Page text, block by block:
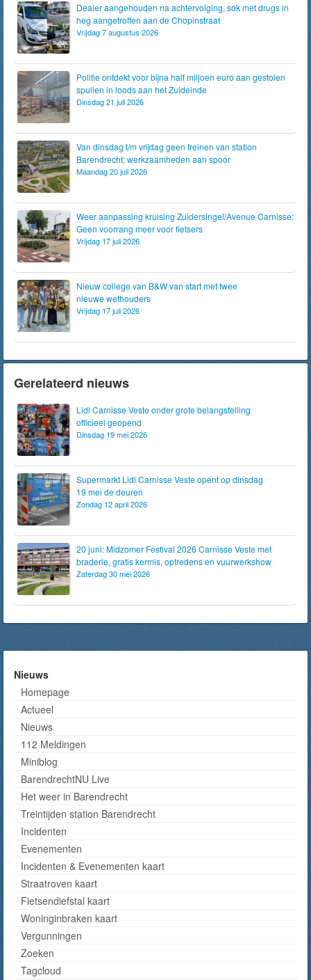
Dealer aangehouden na achtervolging, sok met drugs in
heg aangetroffen aan de Chopinstraat
Vrijdag 7 augustus 2026
Politie ontdekt voor bijna half miljoen euro aan gestolen
spullen in loods aan het Zuideinde
Dinsdag 21 juli 2026
Van dinsdag t/m vrijdag geen treinen van station
Barendrecht; werkzaamheden aan spoor
Maandag 20 juli 2026
Weer aanpassing kruising Zuidersingel/Avenue Carnisse:
Geen voorrang meer voor fietsers
Vrijdag 17 juli 2026
Nieuw college van B&W van start met twee
nieuwe wethouders
Vrijdag 17 juli 2026
Gerelateerd nieuws
Lidl Carnisse Veste onder grote belangstelling
officieel geopend
Dinsdag 19 mei 2026
Supermarkt Lidl Carnisse Veste opent op dinsdag
19 mei de deuren
Zondag 12 april 2026
20 juni: Midzomer Festival 2026 Carnisse Veste met
braderie, gratis kermis, optredens en vuurwerkshow
Zaterdag 30 mei 2026
Nieuws
Homepage
Actueel
Nieuws
112 Meldingen
Miniblog
BarendrechtNU Live
Het weer in Barendrecht
Treintijden station Barendrecht
Incidenten
Evenementen
Incidenten & Evenementen kaart
Straatroven kaart
Fietsendiefstal kaart
Woninginbraken kaart
Vergunningen
Zoeken
Tagcloud